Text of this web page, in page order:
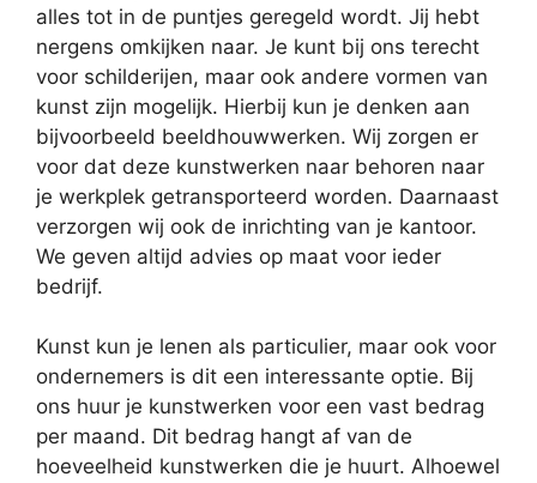
alles tot in de puntjes geregeld wordt. Jij hebt
nergens omkijken naar. Je kunt bij ons terecht
voor schilderijen, maar ook andere vormen van
kunst zijn mogelijk. Hierbij kun je denken aan
bijvoorbeeld beeldhouwwerken. Wij zorgen er
voor dat deze kunstwerken naar behoren naar
je werkplek getransporteerd worden. Daarnaast
verzorgen wij ook de inrichting van je kantoor.
We geven altijd advies op maat voor ieder
bedrijf.
Kunst kun je lenen als particulier, maar ook voor
ondernemers is dit een interessante optie. Bij
ons huur je kunstwerken voor een vast bedrag
per maand. Dit bedrag hangt af van de
hoeveelheid kunstwerken die je huurt. Alhoewel